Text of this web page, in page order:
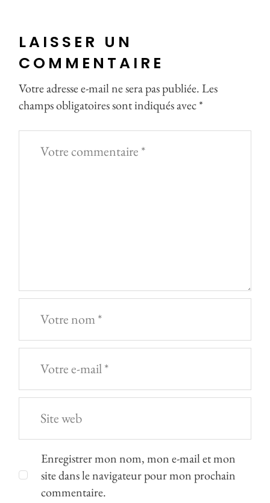
LAISSER UN
COMMENTAIRE
Votre adresse e-mail ne sera pas publiée. Les
champs obligatoires sont indiqués avec*
Enregistrer mon nom, mon e-mail et mon
site dans le navigateur pour mon prochain
commentaire.